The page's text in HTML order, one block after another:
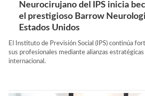
Neurocirujano del IPS inicia
el prestigioso Barrow
Estados Unidos
El Instituto de Previsión Social (IPS) continúa
sus profesionales mediante alianzas
internacional.